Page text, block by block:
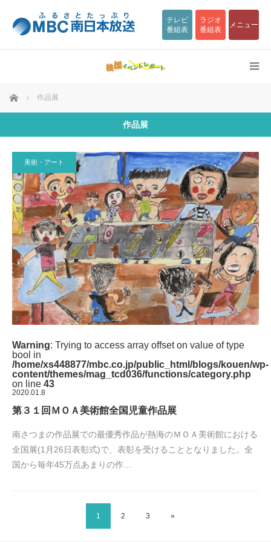
テレビ
番組表
ラジオ
番組表
メニュー
ホーム 作品展
作品展
Warning: Trying to access array offset on value of type
bool in
/home/xs448877/mbc.co.jp/public_html/blogs/kouen/wp-
content/themes/mag_tcd036/functions/category.php
on line 43
美術・アート
2020.01.8
第３１回ＭＯＡ美術館全国児童作品展
南さつまの作品展での最優秀作品が熱海のＭＯＡ美術館における
全国展(1月26日表彰式)で、表彰を受けることとなりました。全
国から毎年45万点あまりの作…
1 2 3 »